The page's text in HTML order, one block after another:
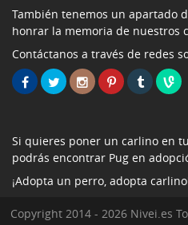
También tenemos un apartado
honrar la memoria de nuestros
Contáctanos a través de redes
Si quieres poner un carlino en
podrás encontrar Pug en
¡Adopta un perro, adopta
Copyright 2014 - 2026 Nivei.es